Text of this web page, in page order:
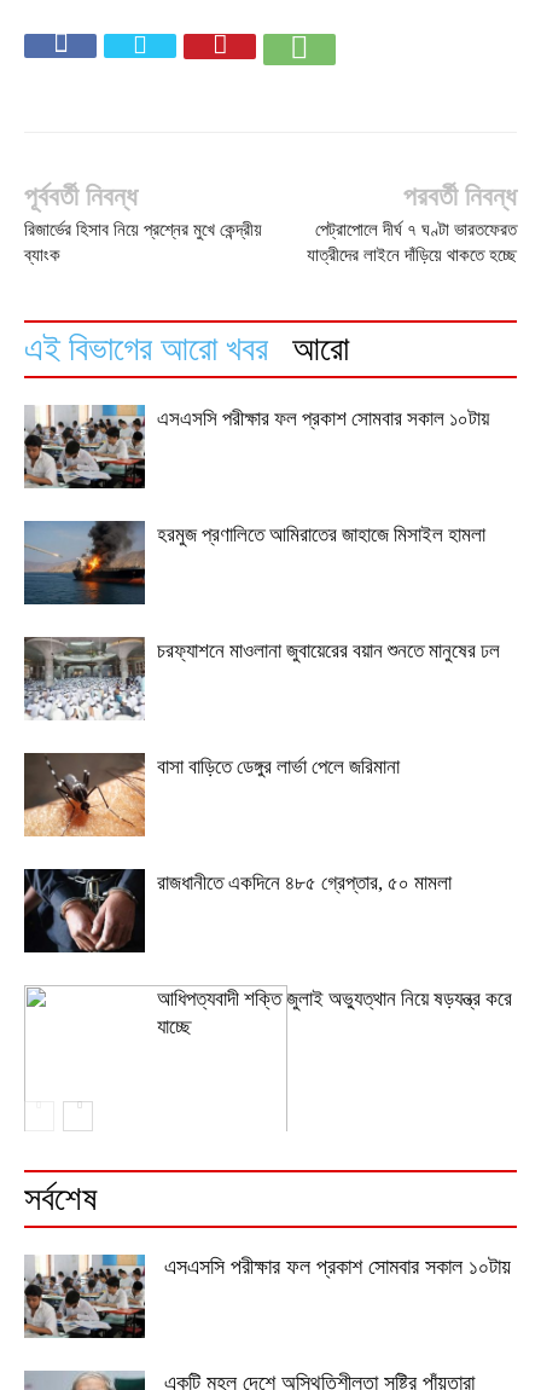
পূর্ববর্তী নিবন্ধ
রিজার্ভের হিসাব নিয়ে প্রশ্নের মুখে কেন্দ্রীয়
ব্যাংক
পরবর্তী নিবন্ধ
পেট্রাপোলে দীর্ঘ ৭ ঘণ্টা ভারতফেরত
যাত্রীদের লাইনে দাঁড়িয়ে থাকতে হচ্ছে
এই বিভাগের আরো খবর আরো
এসএসসি পরীক্ষার ফল প্রকাশ সোমবার সকাল ১০টায়
হরমুজ প্রণালিতে আমিরাতের জাহাজে মিসাইল হামলা
চরফ্যাশনে মাওলানা জুবায়েরের বয়ান শুনতে মানুষের ঢল
বাসা বাড়িতে ডেঙ্গুর লার্ভা পেলে জরিমানা
রাজধানীতে একদিনে ৪৮৫ গ্রেপ্তার, ৫০ মামলা
আধিপত্যবাদী শক্তি জুলাই অভ্যুত্থান নিয়ে ষড়যন্ত্র করে
যাচ্ছে
সর্বশেষ
এসএসসি পরীক্ষার ফল প্রকাশ সোমবার সকাল ১০টায়
একটি মহল দেশে অস্থিতিশীলতা সৃষ্টির পাঁয়তারা